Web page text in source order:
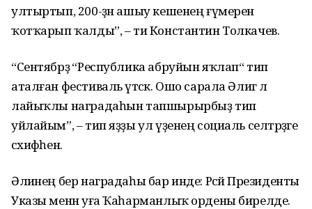
ултыртып, 200-ҙән ашыу кешенең ғүмерен
ҡотҡарып ҡалды”, – ти Константин Толкачев.
“Сентябрҙә “Республика абруйын яҡлап“ тип
аталған фестиваль үтәсәк. Ошо сарала Әлиәгә лә
лайыҡлы наградаһын тапшырырбыҙ тип
уйлайым”, – тип яҙҙы ул үҙенең социаль селтәрҙәге
сәхифәһенә.
Әлиәнең бер наградаһы бар инде: Рәсәй Президенты
Указы менән уға Ҡаһарманлыҡ ордены бирелде.